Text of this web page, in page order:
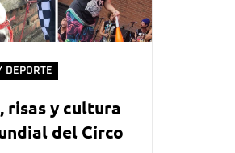
DEPORTE
risas y cultura
del Circo